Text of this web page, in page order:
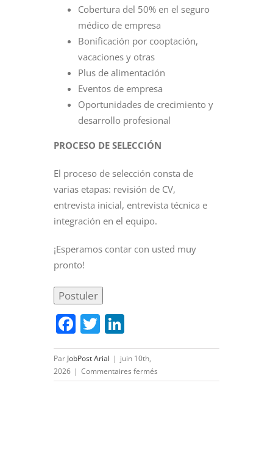
Cobertura del 50% en el seguro
médico de empresa
Bonificación por cooptación,
vacaciones y otras
Plus de alimentación
Eventos de empresa
Oportunidades de crecimiento y
desarrollo profesional
PROCESO DE SELECCIÓN
El proceso de selección consta de
varias etapas: revisión de CV,
entrevista inicial, entrevista técnica e
integración en el equipo.
¡Esperamos contar con usted muy
pronto!
Facebook
Twitter
Par JobPost Arial | juin 10th,
2026 | Commentaires fermés
DELINEANTE